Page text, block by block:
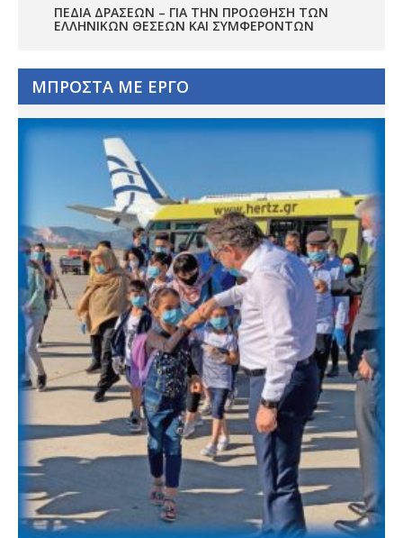
ΠΕΔΊΑ ΔΡΆΣΕΩΝ – ΓΙΑ ΤΗΝ ΠΡΟΏΘΗΣΗ ΤΩΝ
ΕΛΛΗΝΙΚΏΝ ΘΈΣΕΩΝ ΚΑΙ ΣΥΜΦΕΡΌΝΤΩΝ
ΜΠΡΟΣΤΑ ΜΕ ΕΡΓΟ